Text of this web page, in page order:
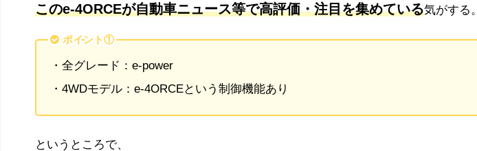
このe-4ORCEが自動車ニュース等で高評価・注目を集めている気がする。
ポイント①
・全グレード：e-power
・4WDモデル：e-4ORCEという制御機能あり
というところで、